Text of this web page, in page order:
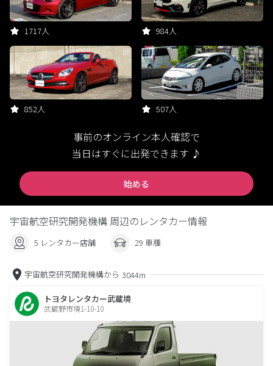
1717人 984人
852人 507人
事前のオンライン本人確認で
当日はすぐに出発できます ♪
始める
宇宙航空研究開発機構 周辺のレンタカー情報
5 レンタカー店舗 29 車種
宇宙航空研究開発機構から 3044m
トヨタレンタカー武蔵境
武蔵野市境1-10-10